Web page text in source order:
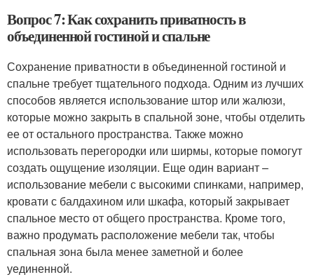
Вопрос 7: Как сохранить приватность в
объединенной гостиной и спальне
Сохранение приватности в объединенной гостиной и
спальне требует тщательного подхода. Одним из лучших
способов является использование штор или жалюзи,
которые можно закрыть в спальной зоне, чтобы отделить
ее от остального пространства. Также можно
использовать перегородки или ширмы, которые помогут
создать ощущение изоляции. Еще один вариант –
использование мебели с высокими спинками, например,
кровати с балдахином или шкафа, который закрывает
спальное место от общего пространства. Кроме того,
важно продумать расположение мебели так, чтобы
спальная зона была менее заметной и более
уединенной.